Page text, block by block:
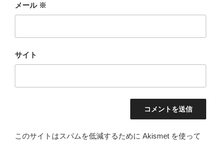
メール ※
サイト
このサイトはスパムを低減するために Akismet を使って